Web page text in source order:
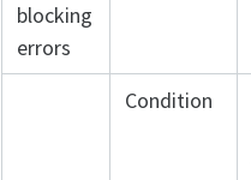
blocking
errors
Condition